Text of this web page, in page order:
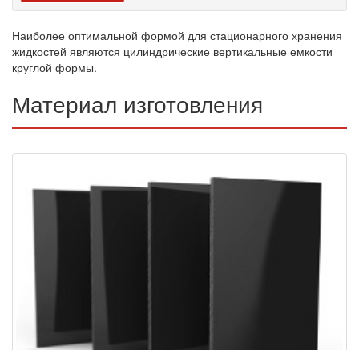
Наиболее оптимальной формой для стационарного хранения
жидкостей являются цилиндрические вертикальные емкости
круглой формы.
Материал изготовления